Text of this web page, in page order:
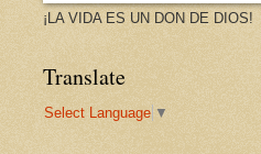
¡LA VIDA ES UN DON DE DIOS!
Translate
Select Language ▼